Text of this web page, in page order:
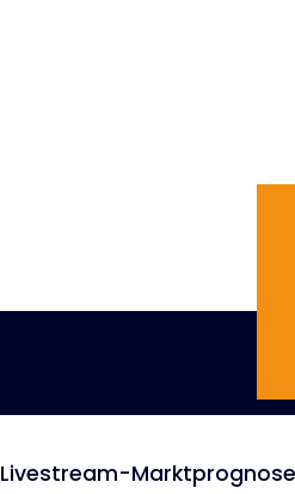
Livestream-Marktprognose